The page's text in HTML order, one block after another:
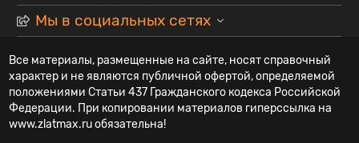
Мы в социальных сетях
Все материалы, размещенные на сайте, носят справочный
характер и не являются публичной офертой, определяемой
положениями Статьи 437 Гражданского кодекса Российской
Федерации. При копировании материалов гиперссылка на
www.zlatmax.ru обязательна!